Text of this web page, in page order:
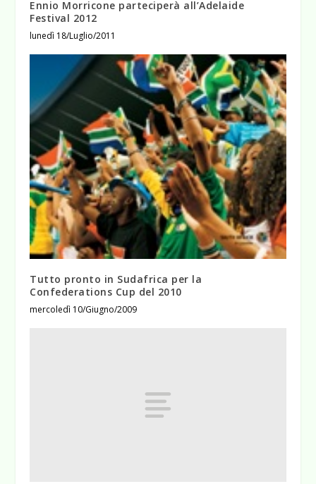
Ennio Morricone parteciperà all’Adelaide
Festival 2012
lunedì 18/Luglio/2011
Tutto pronto in Sudafrica per la
Confederations Cup del 2010
mercoledì 10/Giugno/2009